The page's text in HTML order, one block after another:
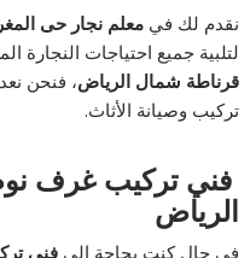
نقدم لك فيمعلم نجار حى
لتلبية جميع احتياجات النجارة
قرناطة شمال الرياض، فنحن
تركيب وصيانة الأثاث.
فني تركيب غرف
الرياض
في حال كنت بحاجة إلىفني